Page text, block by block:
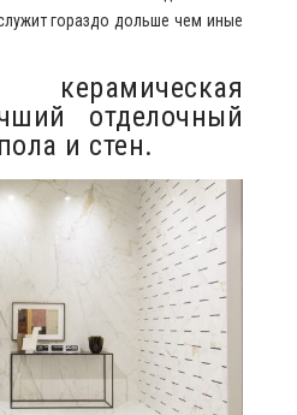
гораздо дольше чем иные
керамическая
отделочный
и стен.